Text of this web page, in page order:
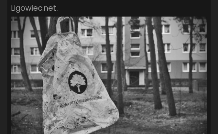
Ligowiec.net.
SANDRA SPA POGOŃ SZCZECIN
SPARING (110) SPR POGOŃ SZCZECIN(72)
SPÓJNIA STARGARD(35) STOCZNIA SZCZECIN(40)
SUPERLIGA KOBIET(58) SUPERLIGA MĘŻCZYZN(92)
TAURON LIGA KOBIET(106) TENIS (26) TREFL SOPOT (26)
WYGRANA(43) ZAGŁĘBIE LUBIN (36) ŚLĄSK WROCŁAW (29)
ŚWIT SKOLWIN(111)